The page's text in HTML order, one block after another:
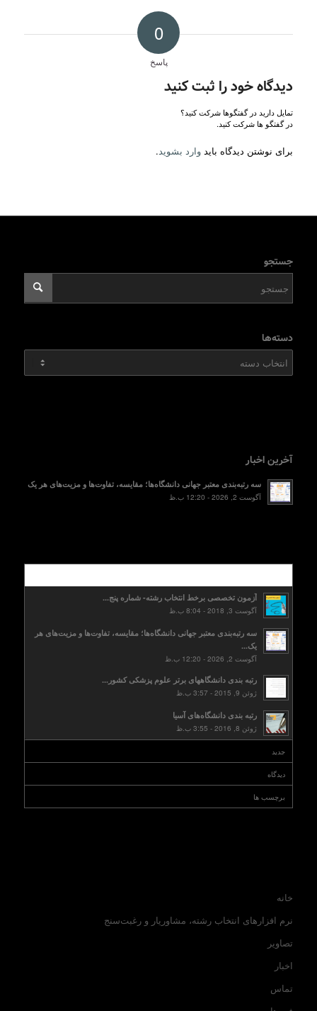
0
پاسخ
دیدگاه خود را ثبت کنید
تمایل دارید در گفتگوها شرکت کنید؟
در گفتگو ها شرکت کنید.
برای نوشتن دیدگاه باید وارد بشوید.
جستجو
دسته‌ها
آخرین اخبار
سه رتبه‌بندی معتبر جهانی دانشگاه‌ها؛ مقایسه، تفاوت‌ها و مزیت‌های هر یک
آگوست 2, 2026 - 12:20 ب.ظ
آزمون تخصصی برخط انتخاب رشته- شماره پنج...
آگوست 3, 2018 - 8:04 ب.ظ
سه رتبه‌بندی معتبر جهانی دانشگاه‌ها؛ مقایسه، تفاوت‌ها و مزیت‌های هر
یک...
آگوست 2, 2026 - 12:20 ب.ظ
رتبه بندی دانشگاههای برتر علوم پزشکی کشور...
ژوئن 9, 2015 - 3:57 ب.ظ
رتبه بندی دانشگاه‌های آسیا
ژوئن 8, 2016 - 3:55 ب.ظ
جدید
دیدگاه
برچسب ها
خانه
نرم افزارهای انتخاب رشته، مشاوریار و رغبت‌سنج
تصاویر
اخبار
تماس